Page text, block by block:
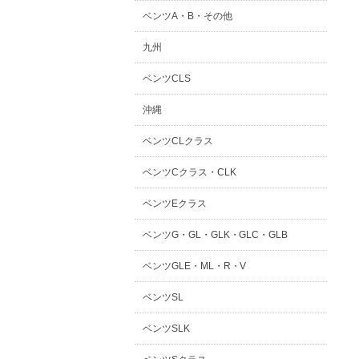
ベンツA・B・その他
九州
ベンツCLS
沖縄
ベンツCLクラス
ベンツCクラス・CLK
ベンツEクラス
ベンツG・GL・GLK・GLC・GLB
ベンツGLE・ML・R・V
ベンツSL
ベンツSLK